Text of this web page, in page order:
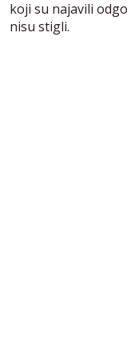
koji su najavili
nisu stigli.